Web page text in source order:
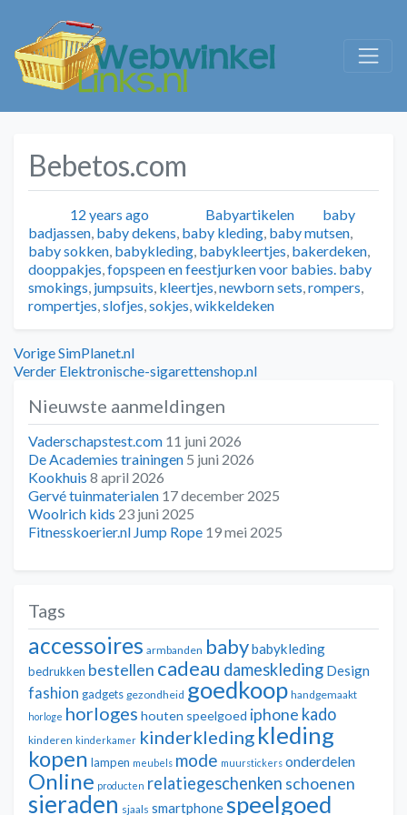
Bebetos.com
Geplaatst
12 years ago AuteurCategorieën
Babyartikelen Tags
baby
badjassen baby dekens baby kleding baby mutsen
baby sokken babykleding babykleertjes bakerdeken
dooppakjes fopspeen en feestjurken voor babies. baby
smokings jumpsuits kleertjes newborn sets rompers
rompertjes slofjes sokjes wikkeldeken
Bericht
navigatie
VorigeVorig
bericht:
SimPlanet.nl
Verder Volgend
Elektronische-sigarettenshop.nl
Nieuwste aanmeldingen
Vaderschapstest.com 11 juni 2026
De Academies trainingen 5 juni 2026
Kookhuis 8 april 2026
Gervé tuinmaterialen 17 december 2025
Woolrich kids 23 juni 2025
Fitnesskoerier.nl Jump Rope 19 mei 2025
Tags
accessoires armbanden babybabykleding
bedrukken bestellen cadeau dameskleding Design
fashion gadgets gezondheid goedkoop handgemaakt
horloge horloges houten speelgoed iphone kado
kinderen kinderkamer kinderkleding kleding
kopen lampen meubels mode muurstickers onderdelen
Online producten relatiegeschenken schoenen
sieraden sjaals smartphonespeelgoed